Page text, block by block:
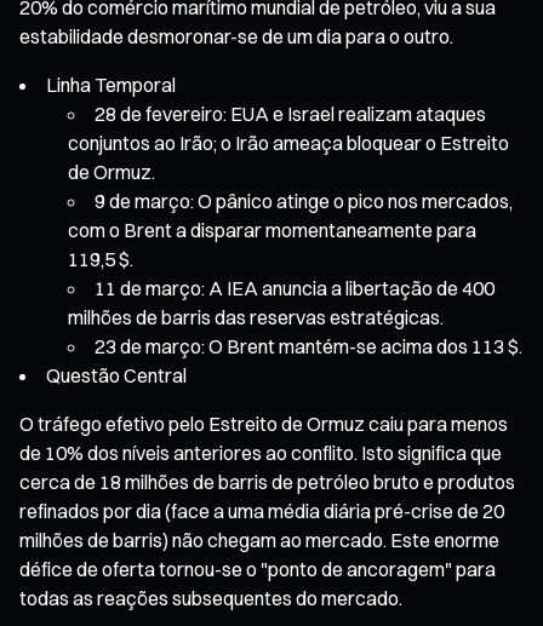
20% do comércio marítimo mundial de petróleo, viu a sua
estabilidade desmoronar-se de um dia para o outro.
Linha Temporal
28 de fevereiro: EUA e Israel realizam ataques
conjuntos ao Irão; o Irão ameaça bloquear o Estreito
de Ormuz.
9 de março: O pânico atinge o pico nos mercados,
com o Brent a disparar momentaneamente para
119,5 $.
11 de março: A IEA anuncia a libertação de 400
milhões de barris das reservas estratégicas.
23 de março: O Brent mantém-se acima dos 113 $.
Questão Central
O tráfego efetivo pelo Estreito de Ormuz caiu para menos
de 10% dos níveis anteriores ao conflito. Isto significa que
cerca de 18 milhões de barris de petróleo bruto e produtos
refinados por dia (face a uma média diária pré-crise de 20
milhões de barris) não chegam ao mercado. Este enorme
défice de oferta tornou-se o "ponto de ancoragem" para
todas as reações subsequentes do mercado.